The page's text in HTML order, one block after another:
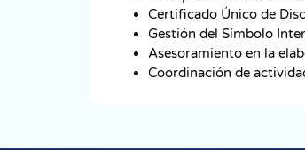
Certificado Único de
Gestión del Símbolo
Asesoramiento en la
Coordinación de